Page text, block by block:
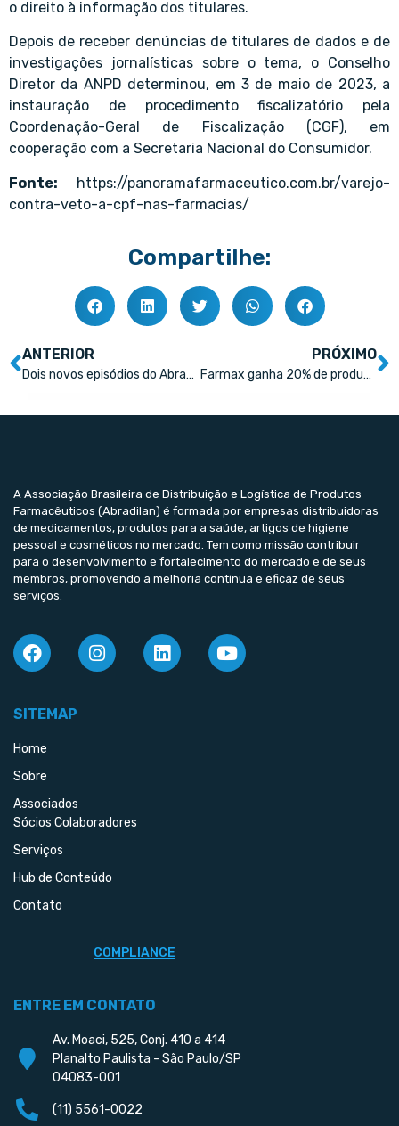
o direito à informação dos titulares.
Depois de receber denúncias de titulares de dados e de
investigações jornalísticas sobre o tema, o Conselho
Diretor da ANPD determinou, em 3 de maio de 2023, a
instauração de procedimento fiscalizatório pela
Coordenação-Geral de Fiscalização (CGF), em
cooperação com a Secretaria Nacional do Consumidor.
Fonte:
https://panoramafarmaceutico.com.br/varejo-
contra-veto-a-cpf-nas-farmacias/
Compartilhe:
ANTERIOR
Dois novos episódios do Abradilan Cast estão liberados!
PRÓXIMO
Farmax ganha 20% de produtividade na operação de distribuição
A Associação Brasileira de Distribuição e Logística de Produtos
Farmacêuticos (Abradilan) é formada por empresas distribuidoras
de medicamentos, produtos para a saúde, artigos de higiene
pessoal e cosméticos no mercado. Tem como missão contribuir
para o desenvolvimento e fortalecimento do mercado e de seus
membros, promovendo a melhoria contínua e eficaz de seus
serviços.
SITEMAP
Home
Sobre
Associados
Sócios Colaboradores
Serviços
Hub de Conteúdo
Contato
COMPLIANCE
ENTRE EM CONTATO
Av. Moaci, 525, Conj. 410 a 414
Planalto Paulista - São Paulo/SP
04083-001
(11) 5561-0022